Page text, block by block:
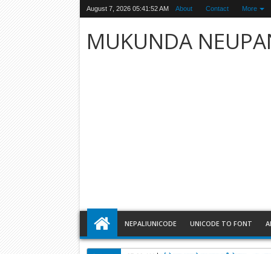
August 7, 2026 05:41:53 AM About Contact More
MUKUNDA
NEPALIUNICODE UNICODE TO FONT